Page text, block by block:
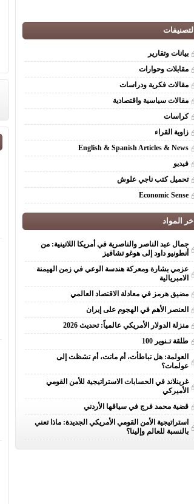
التصنيفات
بيانات وتقارير
مقابلات وحوارات
مقالات فكرية ودراسات
مقالات سياسية واقتصادية
كراسات
زاوية القراء
English & Spanish Articles & News
فيديو
تحميل كتب ناجي علوش
Economic Sense
اخر المواد
جمال عبد الناصر والناصرية في أمريكا اللاتينية: من
أنطونيو داود إلى هوغو تشافيز
عزمي بشارة ومعركة هندسة الوعي في زمن الهيمنة
الامبريالية
مضيق هرمز في معادلة الاقتصاد العالمي
العنصر الأهم في الهجوم على إيران
منزلة الدولار الأمريكي عالمياً: تحديث 2026
طلقة تـنوير 100
العولمة: هل تباطأت، أم ماتت، أم تشظت إلى
عولمات؟
غرينلاند في الحسابات الاستراتيجية للأمن القومي
الأميركي
قضية محمد فرج في سياقها الأردني
استراتيجية الأمن القومي الأمريكي الجديدة: ماذا تعني
بالنسبة للعالم وإلينا؟